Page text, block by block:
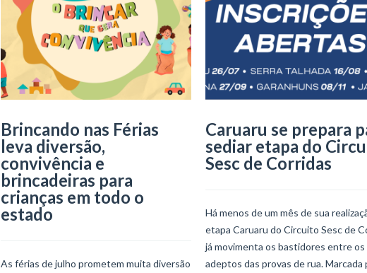
Brincando nas Férias
leva diversão,
convivência e
brincadeiras para
crianças em todo o
estado
As férias de julho prometem muita diversão
Caruaru se prepara
sediar etapa do
Sesc de Corridas
Há menos de um mês de sua
etapa Caruaru do Circuito Sesc de
já movimenta os bastidores entre os
adeptos das provas de rua. Marcada